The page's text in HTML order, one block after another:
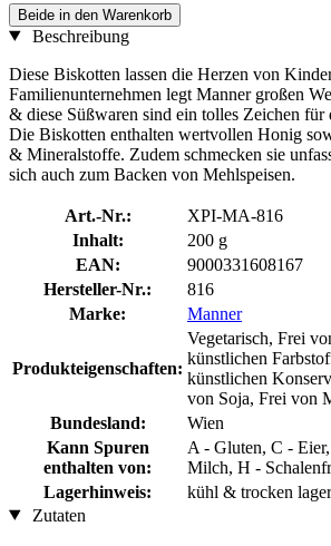
Beide in den Warenkorb
Beschreibung
Diese Biskotten lassen die Herzen von
Familienunternehmen legt Manner großen
& diese Süßwaren sind ein tolles Zeichen
Die Biskotten enthalten wertvollen Honig
& Mineralstoffe. Zudem schmecken sie
sich auch zum Backen von Mehlspeisen.
Art.-Nr.:
XPI-MA-816
Inhalt:
200 g
EAN:
9000331608167
Hersteller-Nr.:
816
Marke:
Manner
Produkteigenschaften:
Vegetarisch, Frei
künstlichen
künstlichen
von Soja, Frei von
Bundesland:
Wien
Kann Spuren
enthalten von:
A - Gluten, C -
Milch, H -
Lagerhinweis:
kühl & trocken
Zutaten